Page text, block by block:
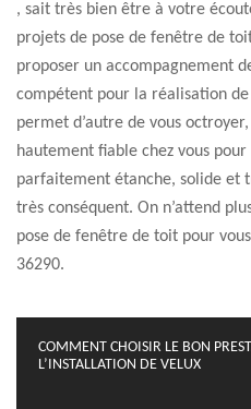
, sait très bien être à votre
projets de pose de fenêtre de
proposer un accompagnement
compétent pour la réalisation
permet d’autre de vous
hautement fiable chez vous
parfaitement étanche, solide et
très conséquent. On n’attend
pose de fenêtre de toit pour
36290.
COMMENT CHOISIR LE BON
L’INSTALLATION DE VELUX